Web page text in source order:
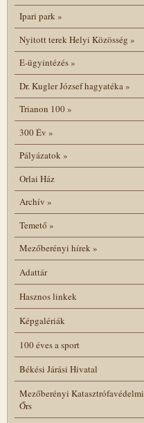
Ipari park»
Nyitott terek Helyi Közösség »
E-ügyintézés»
Dr. Kugler József hagyatéka»
Trianon 100»
300 Év »
Pályázatok»
Orlai Ház
Archív »
Temető»
Mezőberényi hírek»
Adattár
Hasznos linkek
Képgalériák
100 éves a sport
Békési Járási Hivatal
Mezőberényi Katasztrófavédelmi
Őrs